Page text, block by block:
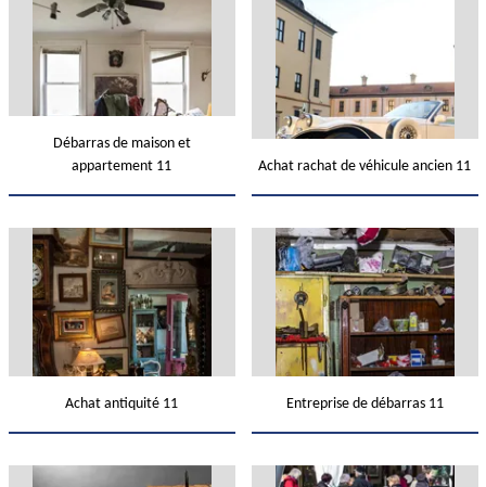
Débarras de maison et
appartement 11
Achat rachat de véhicule ancien 11
Achat antiquité 11 Entreprise de débarras 11